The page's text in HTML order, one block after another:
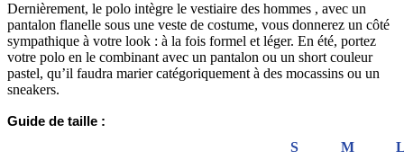
Dernièrement, le polo intègre le vestiaire des hommes , avec un
pantalon flanelle sous une veste de costume, vous donnerez un côté
sympathique à votre look : à la fois formel et léger. En été, portez
votre polo en le combinant avec un pantalon ou un short couleur
pastel, qu’il faudra marier catégoriquement à des mocassins ou un
sneakers.
Guide de taille :
S M